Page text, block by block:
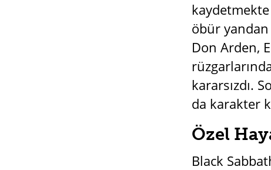
öbür yandan
Don Arden,
kararsızdı.
da karakter
Özel
Black